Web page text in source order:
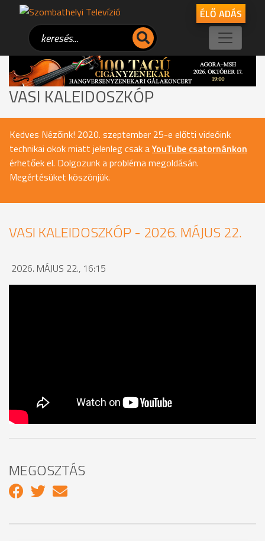
ÉLŐ ADÁS
VASI KALEIDOSZKÓP
Kedves Nézőink! 2020. szeptember 25-e előtti videóink
technikai okok miatt jelenleg csak aYouTube csatornánkon
érhetőek el. Dolgozunk a probléma megoldásán.
Megértésüket köszönjük.
VASI KALEIDOSZKÓP - 2026. MÁJUS 22.
2026. MÁJUS 22., 16:15
MEGOSZTÁS